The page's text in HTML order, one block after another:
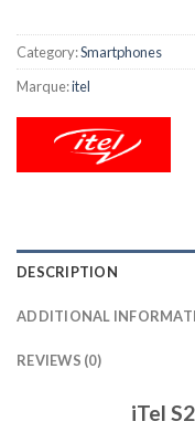
Category:Smartphones
Marque:itel
DESCRIPTION
ADDITIONAL
REVIEWS (0)
iTel